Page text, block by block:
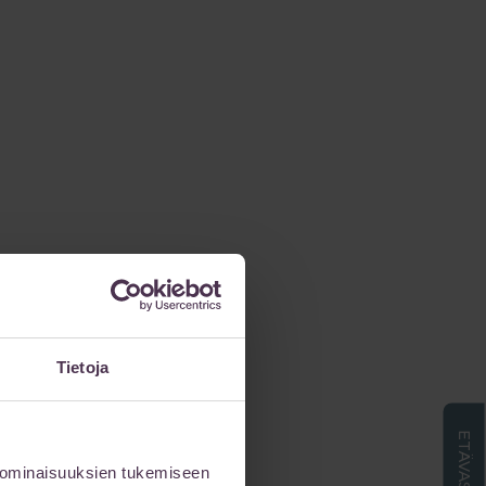
Tietoja
tukemiseen